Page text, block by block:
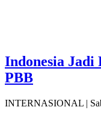
Indonesia Jadi
PBB
INTERNASIONAL |